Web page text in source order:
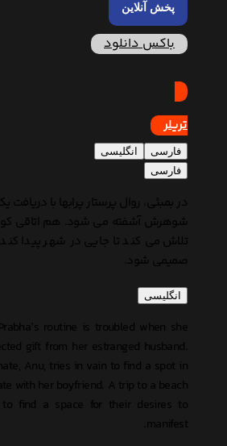
پخش آنلاین
باکس دانلود
تریلر
فارسی
انگلیسی
فارسی
در بمبئی، روال پرستار پرابها با
شوهرش آشفته می شود. هم اتاقی
تلاش می کند تا جایی در شهر پیدا
صمیمی شود.
انگلیسی
routine is troubled when she
gift from her estranged husband.
Anu, tries in vain to find a spot in
with her boyfriend. A trip to a beach
find a space for their desires to
manifest.